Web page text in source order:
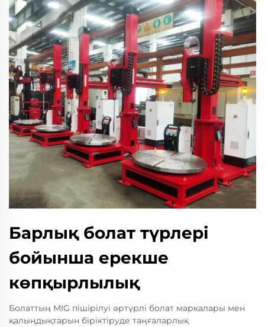
Барлық болат түрлері
бойынша ерекше
көпқырлылық
Болаттың MIG пішірілуі әртүрлі болат маркалары мен
қалыңдықтарын біріктіруде таңғаларлық